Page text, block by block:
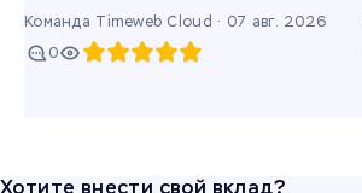
Команда Timeweb Cloud · 07 авг. 2026
0